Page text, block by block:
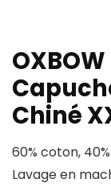
Chiné
60% coton,
Lavage en